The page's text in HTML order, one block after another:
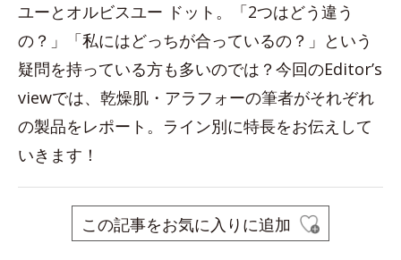
ユーとオルビスユー ドット。「2つはどう違う
の？」「私にはどっちが合っているの？」という
疑問を持っている方も多いのでは？今回のEditor’s
viewでは、乾燥肌・アラフォーの筆者がそれぞれ
の製品をレポート。ライン別に特長をお伝えして
いきます！
この記事をお気に入りに追加